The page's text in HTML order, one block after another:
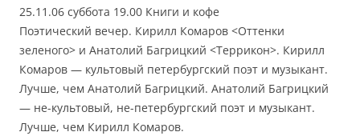
25.11.06 суббота 19.00 Книги и кофе
Поэтический вечер. Кирилл Комаров <Оттенки
зеленого> и Анатолий Багрицкий <Террикон>. Кирилл
Комаров — культовый петербургский поэт и музыкант.
Лучше, чем Анатолий Багрицкий. Анатолий Багрицкий
— не-культовый, не-петербургский поэт и музыкант.
Лучше, чем Кирилл Комаров.